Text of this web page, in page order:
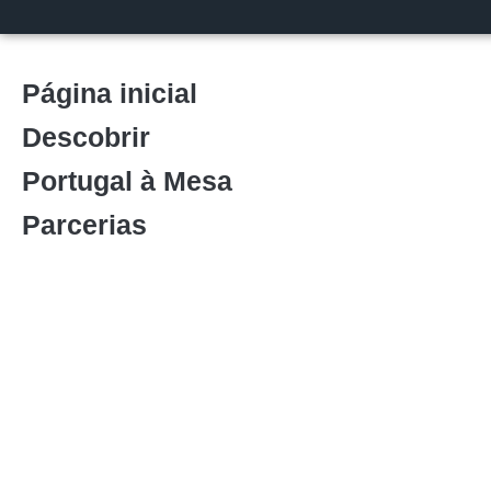
Página inicial
Descobrir
Portugal à Mesa
Parcerias